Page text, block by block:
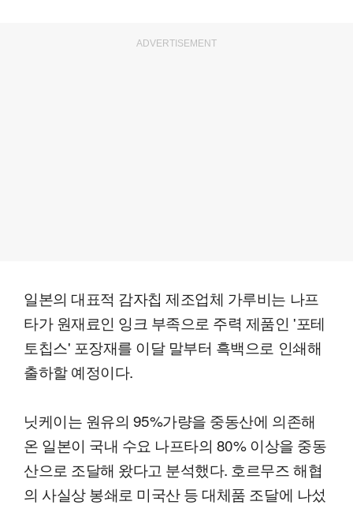
ADVERTISEMENT
일본의 대표적 감자칩 제조업체 가루비는 나프
타가 원재료인 잉크 부족으로 주력 제품인 '포테
토칩스' 포장재를 이달 말부터 흑백으로 인쇄해
출하할 예정이다.
닛케이는 원유의 95%가량을 중동산에 의존해
온 일본이 국내 수요 나프타의 80% 이상을 중동
산으로 조달해 왔다고 분석했다. 호르무즈 해협
의 사실상 봉쇄로 미국산 등 대체품 조달에 나섰